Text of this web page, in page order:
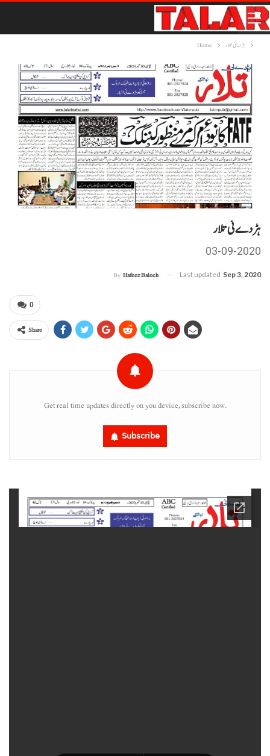
Home ہڑدیئی تلار
ہڑدے ئی تلار
03-09-2020
By Hafeez Baloch Last updated Sep 3, 2020
0
Share
Get real time updates directly on you device, subscribe now.
Subscribe